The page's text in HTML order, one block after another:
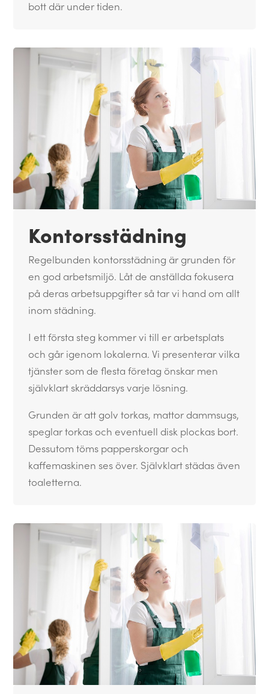
bott där under tiden.
Kontorsstädning
Regelbunden kontorsstädning är grunden för
en god arbetsmiljö. Låt de anställda fokusera
på deras arbetsuppgifter så tar vi hand om allt
inom städning.
I ett första steg kommer vi till er arbetsplats
och går igenom lokalerna. Vi presenterar vilka
tjänster som de flesta företag önskar men
självklart skräddarsys varje lösning.
Grunden är att golv torkas, mattor dammsugs,
speglar torkas och eventuell disk plockas bort.
Dessutom töms papperskorgar och
kaffemaskinen ses över. Självklart städas även
toaletterna.